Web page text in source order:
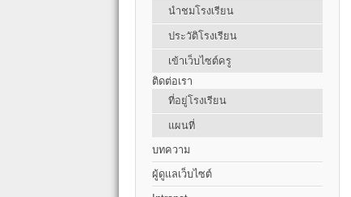
นำชมโรงเรียน
ประวัติโรงเรียน
เข้าเว็บไซต์ครู
ติดต่อเรา
ที่อยู่โรงเรียน
แผนที่
บทความ
ผู้ดูแลเว็บไซต์